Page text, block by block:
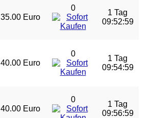
35.00 Euro
0
1 Tag
09:52:59
40.00 Euro
0
1 Tag
09:54:59
40.00 Euro
0
1 Tag
09:56:59